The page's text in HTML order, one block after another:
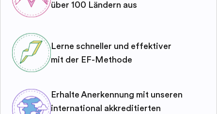
über 100 Ländern aus
Lerne schneller und effektiver
mit der EF-Methode
Erhalte Anerkennung mit unseren
international akkreditierten